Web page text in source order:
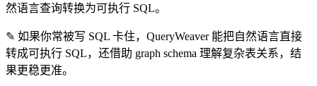
然语言查询转换为可执行 SQL。
✎ 如果你常被写 SQL 卡住，QueryWeaver 能把自然语言直接
转成可执行 SQL，还借助 graph schema 理解复杂表关系，结
果更稳更准。